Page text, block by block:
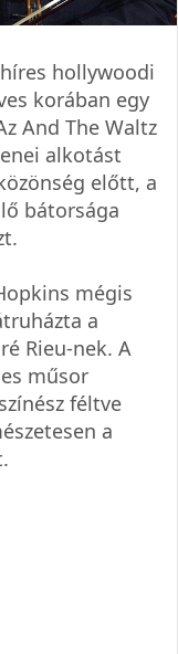
hollywoodi
korában egy
And The Waltz
alkotást
előtt, a
bátorsága
mégis
a
Rieu-nek. A
műsor
féltve
a